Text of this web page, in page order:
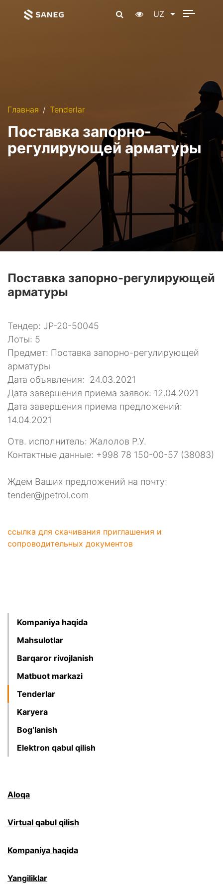
UZ
Главная Tenderlar
Поставка запорно-
регулирующей арматуры
Поставка запорно-регулирующей
арматуры
Тендер: JP-20-50045
Лоты: 5
Предмет: Поставка запорно-регулирующей
арматуры
Дата объявления: 24.03.2021
Дата завершения приема заявок: 12.04.2021
Дата завершения приема предложений:
14.04.2021
Отв. исполнитель: Жалолов Р.У.
Контактные данные: +998 78 150-00-57 (38083)
Ждем Ваших предложений на почту:
tender@jpetrol.com
ссылка для скачивания приглашения и
сопроводительных документов
Kompaniya haqida
Mahsulotlar
Barqaror rivojlanish
Matbuot markazi
Tenderlar
Karyera
Bog‘lanish
Elektron qabul qilish
Aloqa
Virtual qabul qilish
Kompaniya haqida
Yangiliklar